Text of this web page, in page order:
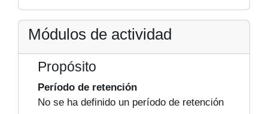
Módulos de actividad
Propósito
Período de retención
No se ha definido un período de retención